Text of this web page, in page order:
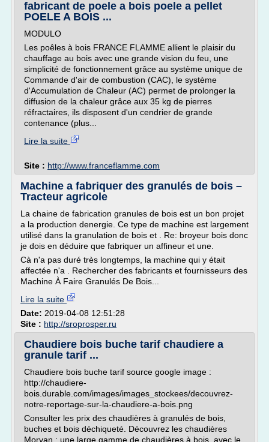
fabricant de poele a bois poele a pellet
POELE A BOIS ...
MODULO
Les poêles à bois FRANCE FLAMME allient le plaisir du
chauffage au bois avec une grande vision du feu, une
simplicité de fonctionnement grâce au système unique de
Commande d'air de combustion (CAC), le système
d'Accumulation de Chaleur (AC) permet de prolonger la
diffusion de la chaleur grâce aux 35 kg de pierres
réfractaires, ils disposent d'un cendrier de grande
contenance (plus...
Lire la suite
Site : http://www.franceflamme.com
Machine a fabriquer des granulés de bois –
Tracteur agricole
La chaine de fabrication granules de bois est un bon projet
a la production denergie. Ce type de machine est largement
utilisé dans la granulation de bois et . Re: broyeur bois donc
je dois en déduire que fabriquer un affineur et une.
Cà n'a pas duré très longtemps, la machine qui y était
affectée n'a . Rechercher des fabricants et fournisseurs des
Machine À Faire Granulés De Bois...
Lire la suite
Date: 2019-04-08 12:51:28
Site : http://sroprosper.ru
Chaudiere bois buche tarif chaudiere a
granule tarif ...
Chaudiere bois buche tarif source google image :
http://chaudiere-
bois.durable.com/images/images_stockees/decouvrez-
notre-reportage-sur-la-chaudiere-a-bois.png
Consulter les prix des chaudières à granulés de bois,
buches et bois déchiqueté. Découvrez les chaudières
Morvan : une large gamme de chaudières à bois, avec le